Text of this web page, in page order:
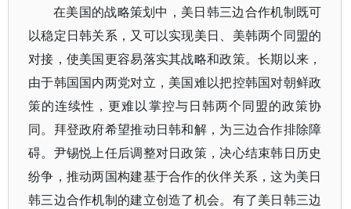
在美国的战略策划中，美日韩三边合作机制既可
以稳定日韩关系，又可以实现美日、美韩两个同盟的
对接，使美国更容易落实其战略和政策。长期以来，
由于韩国国内两党对立，美国难以把控韩国对朝鲜政
策的连续性，更难以掌控与日韩两个同盟的政策协
同。拜登政府希望推动日韩和解，为三边合作排除障
碍。尹锡悦上任后调整对日政策，决心结束韩日历史
纷争，推动两国构建基于合作的伙伴关系，这为美日
韩三边合作机制的建立创造了机会。有了美日韩三边